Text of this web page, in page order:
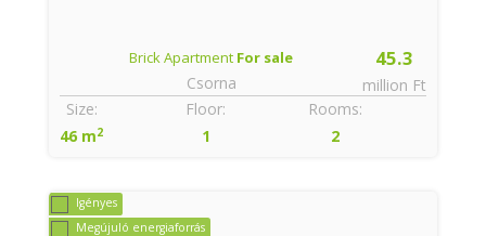
45.3
million Ft
Brick Apartment For sale
Csorna
Rooms:
2
Size:
46 m2
Floor:
1
Igényes
Megújuló energiaforrás